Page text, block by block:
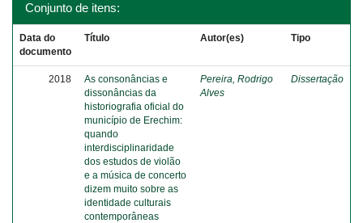
Conjunto de itens:
Data do
documento
Título Autor(es) Tipo
2018
As consonâncias e
dissonâncias da
historiografia oficial do
município de Erechim:
quando
interdisciplinaridade
dos estudos de violão
e a música de concerto
dizem muito sobre as
identidade culturais
contemporâneas
Pereira, Rodrigo
Alves
Dissertação